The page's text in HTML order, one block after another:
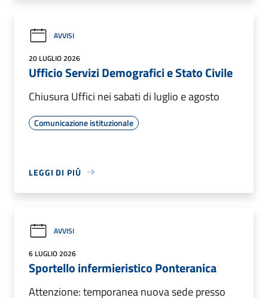
AVVISI
20 LUGLIO 2026
Ufficio Servizi Demografici e Stato Civile
Chiusura Uffici nei sabati di luglio e agosto
Comunicazione istituzionale
LEGGI DI PIÙ
AVVISI
6 LUGLIO 2026
Sportello infermieristico Ponteranica
Attenzione: temporanea nuova sede presso